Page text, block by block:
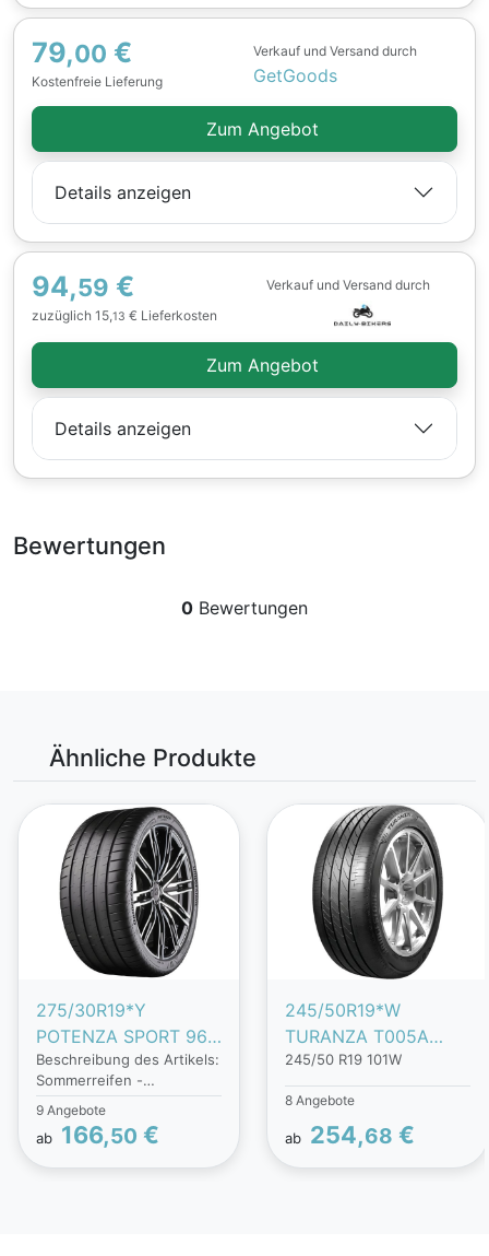
79,00 €
Kostenfreie Lieferung
Verkauf und Versand durch
GetGoods
Zum Angebot
Details anzeigen
94,59 €
zuzüglich 15,13 € Lieferkosten
Verkauf und Versand durch
Zum Angebot
Details anzeigen
Bewertungen
0 Bewertungen
Ähnliche Produkte
275/30R19*Y
POTENZA SPORT 96Y
XL
Beschreibung des Artikels:
Sommerreifen -
BRIDGESTONE - POTENZA
SPORT - 275/30 R19 TL
96Y | Alle Details werden
auf TEILeHABER.de
9 Angebote
ab 166,50 €
245/50R19*W
TURANZA T005A
101W RFT
245/50 R19 101W
8 Angebote
ab 254,68 €